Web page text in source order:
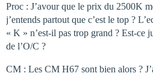
Proc : J’avour que le prix du 2500K
j’entends partout que c’est le top ?
« K » n’est-il pas trop grand ? Est-ce
de l’O/C ?
CM : Les CM H67 sont bien alors ?